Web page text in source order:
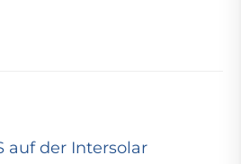
auf der Intersolar